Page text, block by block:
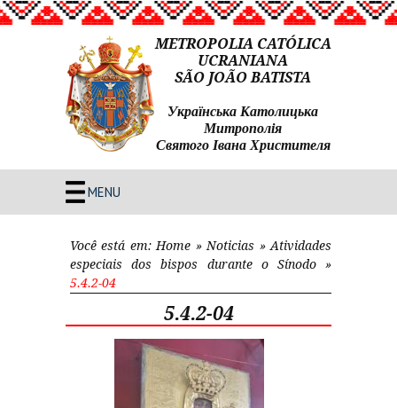
METROPOLIA CATÓLICA
UCRANIANA
SÃO JOÃO BATISTA
Українська Католицька
Митрополія
Святого Івана Христителя
MENU
Você está em: Home » Noticias »Atividades
especiais dos bispos durante o Sínodo»
5.4.2-04
5.4.2-04